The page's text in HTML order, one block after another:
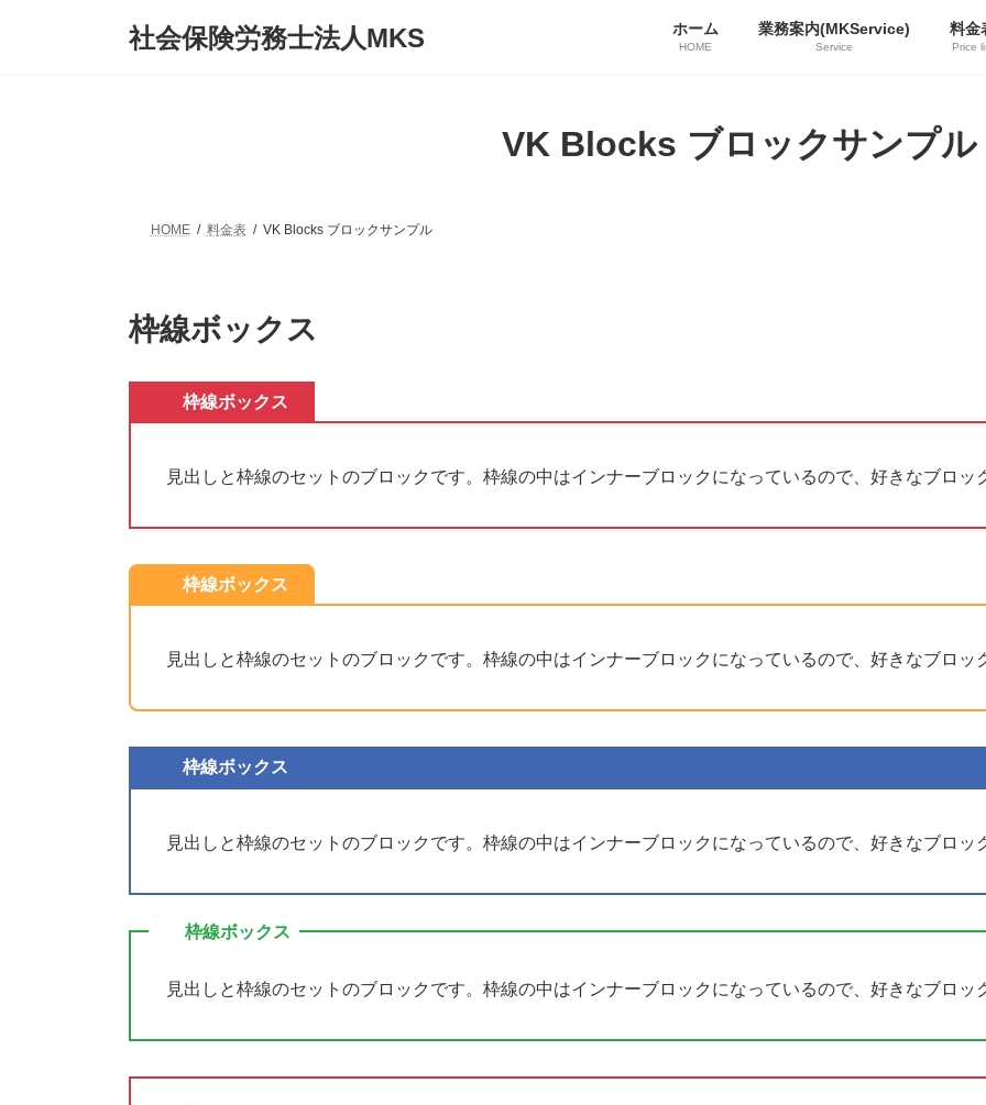
社会保険労務士法人MKS ホーム
HOME
業務案内(MKService)
Service
料金
Price
VK Blocks ブロックサンプル
HOME 料金表 VK Blocks ブロックサンプル
枠線ボックス
枠線ボックス
見出しと枠線のセットのブロックです。枠線の中はインナーブロックになっているので、好きなブロッ
枠線ボックス
見出しと枠線のセットのブロックです。枠線の中はインナーブロックになっているので、好きなブロッ
枠線ボックス
見出しと枠線のセットのブロックです。枠線の中はインナーブロックになっているので、好きなブロッ
枠線ボックス
見出しと枠線のセットのブロックです。枠線の中はインナーブロックになっているので、好きなブロッ